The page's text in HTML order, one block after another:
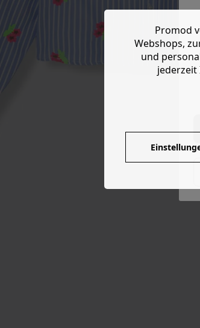
Promod
Webshops,
und
jederzeit